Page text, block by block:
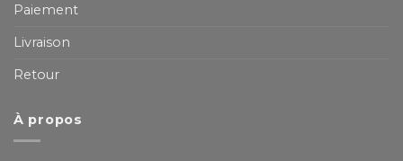
Paiement
Livraison
Retour
À propos